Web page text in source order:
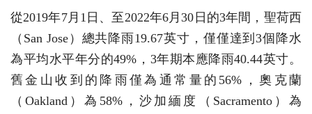
從2019年7月1日、至2022年6月30日的3年間，聖荷西
（San Jose）總共降雨19.67英寸，僅僅達到3個降水
為平均水平年分的49%，3年期本應降雨40.44英寸。
舊金山收到的降雨僅為通常量的56%，奧克蘭
（Oakland）為58%，沙加緬度（Sacramento）為